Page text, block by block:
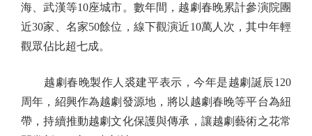
海、武漢等10座城市。數年間，越劇春晚累計參演院團
近30家、名家50餘位，線下觀演近10萬人次，其中年輕
觀眾佔比超七成。
越劇春晚製作人裘建平表示，今年是越劇誕辰120
周年，紹興作為越劇發源地，將以越劇春晚等平台為紐
帶，持續推動越劇文化保護與傳承，讓越劇藝術之花常